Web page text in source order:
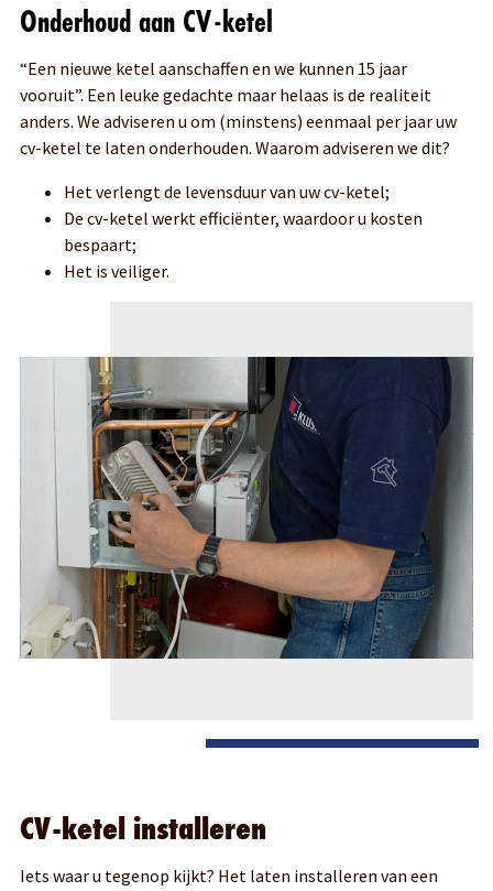
Onderhoud aan CV-ketel
“Een nieuwe ketel aanschaffen en we kunnen 15 jaar
vooruit”. Een leuke gedachte maar helaas is de realiteit
anders. We adviseren u om (minstens) eenmaal per jaar uw
cv-ketel te laten onderhouden. Waarom adviseren we dit?
Het verlengt de levensduur van uw cv-ketel;
De cv-ketel werkt efficiënter, waardoor u kosten
bespaart;
Het is veiliger.
CV-ketel installeren
Iets waar u tegenop kijkt? Het laten installeren van een